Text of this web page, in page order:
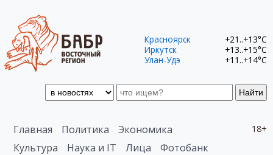
Найти
Красноярск
+21..+13°C
Иркутск
+13..+15°C
Улан-Удэ
+11..+14°C
18+
Главная Политика
Экономика
Культура
Наука и IT Лица
Фотобанк